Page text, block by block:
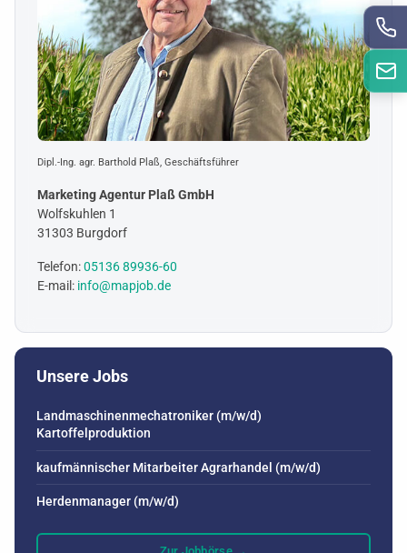
Dipl.-Ing. agr. Barthold Plaß, Geschäftsführer
Marketing Agentur Plaß GmbH
Wolfskuhlen 1
31303 Burgdorf
Telefon:05136 89936-60
E-mail: info@mapjob.de
Unsere Jobs
Landmaschinenmechatroniker (m/w/d)
Kartoffelproduktion
kaufmännischer Mitarbeiter Agrarhandel (m/w/d)
Herdenmanager (m/w/d)